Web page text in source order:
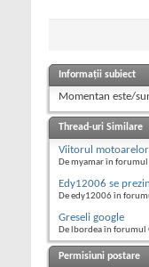
Informații subiect
Momentan este/
Thread-uri Similare
Viitorul motoarelor
De myamar în
Edy12006 se
De edy12006 în
Greseli google
De lbordea în forumul
Permisiuni postare